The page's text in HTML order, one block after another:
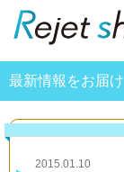
最新情報をお届け
2015.01.10